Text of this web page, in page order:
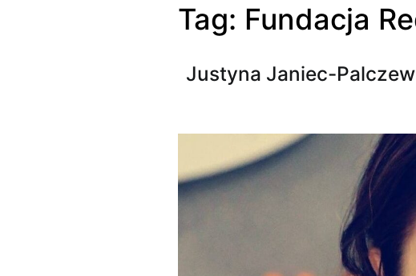
Tag: Fundacja
Justyna Janiec-